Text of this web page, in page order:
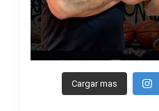
Cargar mas